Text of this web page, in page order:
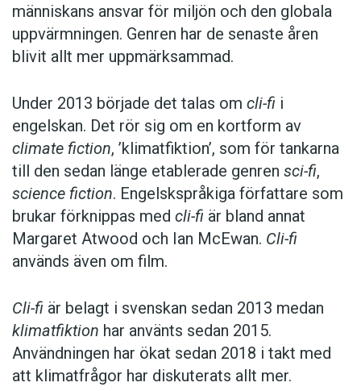
människans ansvar för miljön och den globala
uppvärmningen. Genren har de senaste åren
blivit allt mer uppmärksammad.
Under 2013 började det talas om cli-fi i
engelskan. Det rör sig om en kortform av
climate fiction, ’klimatfiktion’, som för tankarna
till den sedan länge etablerade genren sci-fi,
science fiction. Engelskspråkiga författare som
brukar förknippas med cli-fi är bland annat
Margaret Atwood och Ian McEwan. Cli-fi
används även om film.
Cli-fi är belagt i svenskan sedan 2013 medan
klimatfiktion har använts sedan 2015.
Användningen har ökat sedan 2018 i takt med
att klimatfrågor har diskuterats allt mer.